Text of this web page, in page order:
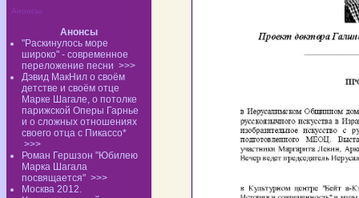
Анонсы:
Анонсы
"Раскинулось море
широко" - современное
переложение песни >>>
Дэвид МакНил о своём
детстве и своём отце
Марке Шагале, о потолке
парижской Оперы Гарнье
и о сложных отношениях
своего отца с Пикассо*
>>>
Роман Гершзон "Юбилею
Марка Шагала
посвящается" >>>
Москва 2012.